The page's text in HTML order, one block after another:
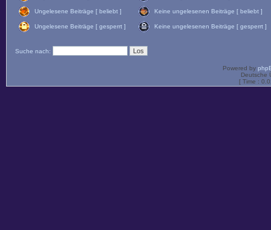
Ungelesene Beiträge [ beliebt ] Keine ungelesenen Beiträge [ beliebt ]
Ungelesene Beiträge [ gesperrt ] Keine ungelesenen Beiträge [ gesperrt ]
Suche nach:
Powered by
Deutsche
[ Time :